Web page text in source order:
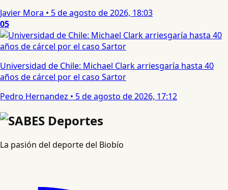
Javier Mora • 5 de agosto de 2026, 18:03
05
Universidad de Chile: Michael Clark arriesgaría hasta 40
años de cárcel por el caso Sartor
Pedro Hernandez • 5 de agosto de 2026, 17:12
La pasión del deporte del Biobío